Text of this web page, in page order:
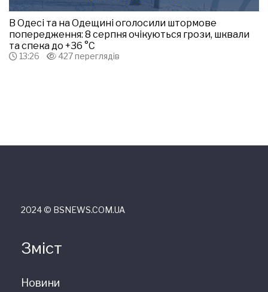
В Одесі та на Одещині оголосили штормове
попередження: 8 серпня очікуються грози, шквали
та спека до +36 °С
13:26 427 переглядів
2024 © ВSNEWS.COM.UA
Зміст
Новини